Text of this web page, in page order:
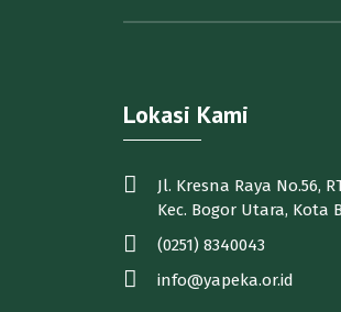
Lokasi Kami
Jl. Kresna Raya No.56,
Kec. Bogor Utara, Kota
(0251) 8340043
info@yapeka.or.id